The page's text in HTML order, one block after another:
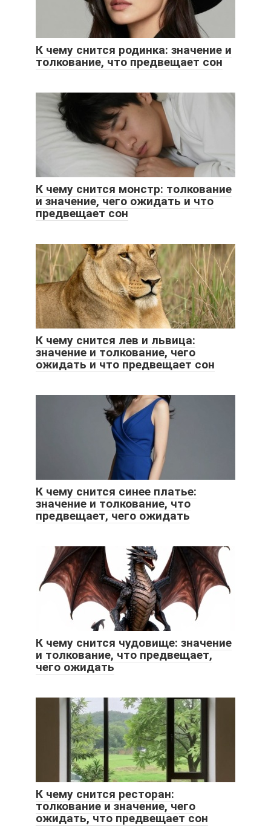
К чему снится родинка: значение и
толкование, что предвещает сон
К чему снится монстр: толкование
и значение, чего ожидать и что
предвещает сон
К чему снится лев и львица:
значение и толкование, чего
ожидать и что предвещает сон
К чему снится синее платье:
значение и толкование, что
предвещает, чего ожидать
К чему снится чудовище: значение
и толкование, что предвещает,
чего ожидать
К чему снится ресторан:
толкование и значение, чего
ожидать, что предвещает сон